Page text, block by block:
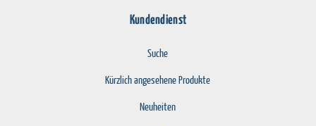
Kundendienst
Suche
Kürzlich angesehene Produkte
Neuheiten